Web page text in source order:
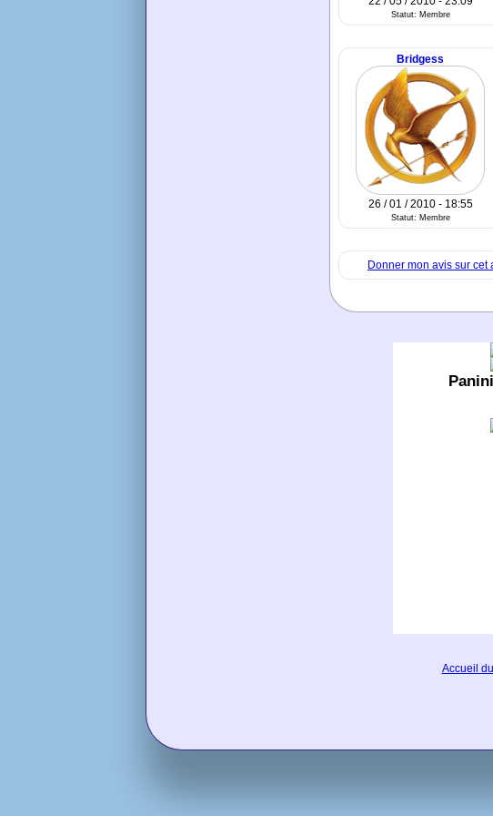
Statut: Membre
Bridgess
26 / 01 / 2010 - 18:55
Statut: Membre
Donner mon avis sur cet
Accueil